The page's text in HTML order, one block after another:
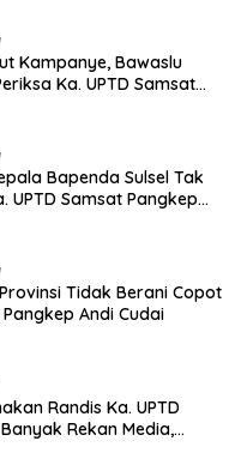
Kampanye, Bawaslu
Ka. UPTD Samsat
Bapenda Sulsel Tak
UPTD Samsat Pangkep
Tidak Berani Copot
Andi Cudai
Randis Ka. UPTD
Rekan Media,